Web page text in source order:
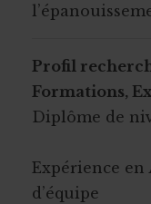
Profil
Formations,
Diplôme de
Expérience
d’équipe